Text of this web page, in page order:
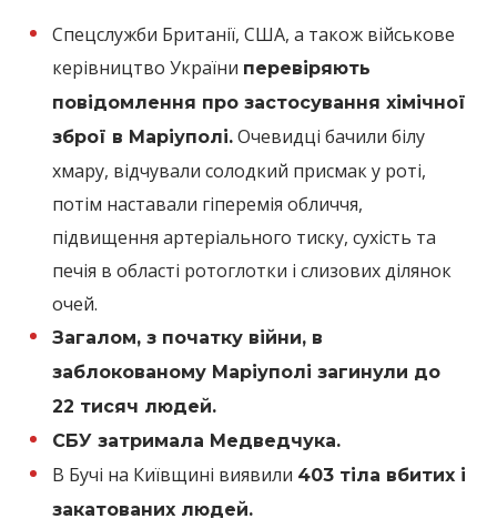
Спецслужби Британії, США, а також військове
керівництво України перевіряють
повідомлення про застосування хімічної
зброї в Маріуполі. Очевидці бачили білу
хмару, відчували солодкий присмак у роті,
потім наставали гіперемія обличчя,
підвищення артеріального тиску, сухість та
печія в області ротоглотки і слизових ділянок
очей.
Загалом, з початку війни, в
заблокованому Маріуполі загинули до
22 тисяч людей.
СБУ затримала Медведчука.
В Бучі на Київщині виявили 403 тіла вбитих і
закатованих людей.